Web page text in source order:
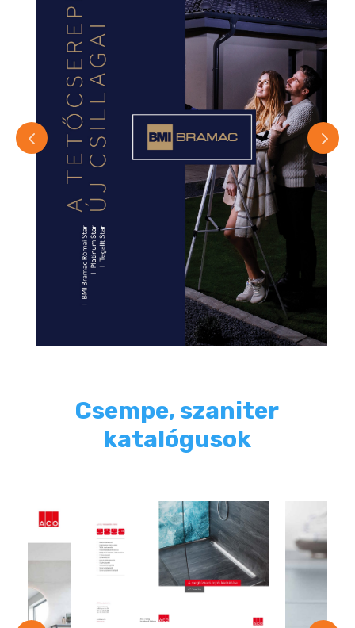
Csempe, szaniter
katalógusok